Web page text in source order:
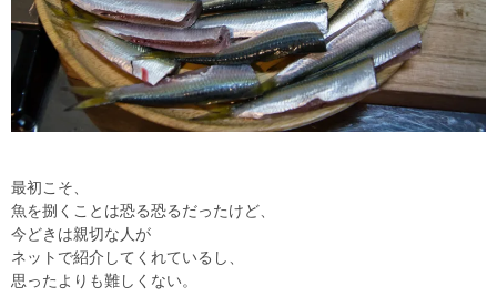
最初こそ、
魚を捌くことは恐る恐るだったけど、
今どきは親切な人が
ネットで紹介してくれているし、
思ったよりも難しくない。